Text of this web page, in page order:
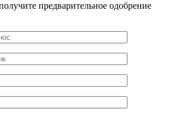
предварительное одобрение